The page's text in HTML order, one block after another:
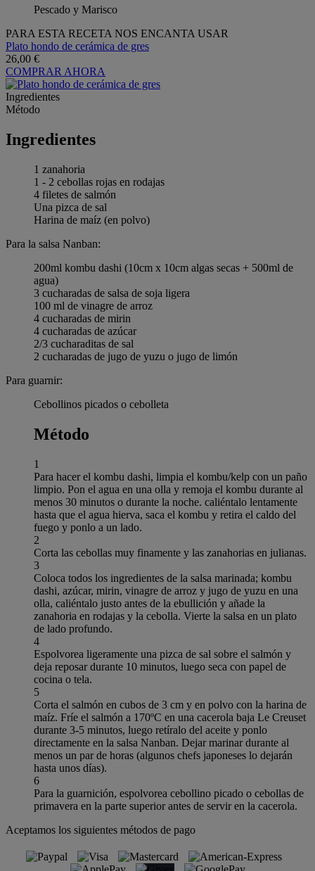
Pescado y Marisco
PARA ESTA RECETA NOS ENCANTA USAR
Plato hondo de cerámica de gres
26,00 €
COMPRAR AHORA
Ingredientes
Método
Ingredientes
1 zanahoria
1 - 2 cebollas rojas en rodajas
4 filetes de salmón
Una pizca de sal
Harina de maíz (en polvo)
Para la salsa Nanban:
200ml kombu dashi (10cm x 10cm algas secas + 500ml de
agua)
3 cucharadas de salsa de soja ligera
100 ml de vinagre de arroz
4 cucharadas de mirin
4 cucharadas de azúcar
2/3 cucharaditas de sal
2 cucharadas de jugo de yuzu o jugo de limón
Para guarnir:
Cebollinos picados o cebolleta
Método
1
Para hacer el kombu dashi, limpia el kombu/kelp con un paño
limpio. Pon el agua en una olla y remoja el kombu durante al
menos 30 minutos o durante la noche. caliéntalo lentamente
hasta que el agua hierva, saca el kombu y retira el caldo del
fuego y ponlo a un lado.
2
Corta las cebollas muy finamente y las zanahorias en julianas.
3
Coloca todos los ingredientes de la salsa marinada; kombu
dashi, azúcar, mirin, vinagre de arroz y jugo de yuzu en una
olla, caliéntalo justo antes de la ebullición y añade la
zanahoria en rodajas y la cebolla. Vierte la salsa en un plato
de lado profundo.
4
Espolvorea ligeramente una pizca de sal sobre el salmón y
deja reposar durante 10 minutos, luego seca con papel de
cocina o tela.
5
Corta el salmón en cubos de 3 cm y en polvo con la harina de
maíz. Fríe el salmón a 170ºC en una cacerola baja Le Creuset
durante 3-5 minutos, luego retíralo del aceite y ponlo
directamente en la salsa Nanban. Dejar marinar durante al
menos un par de horas (algunos chefs japoneses lo dejarán
hasta unos días).
6
Para la guarnición, espolvorea cebollino picado o cebollas de
primavera en la parte superior antes de servir en la cacerola.
Aceptamos los siguientes métodos de pago